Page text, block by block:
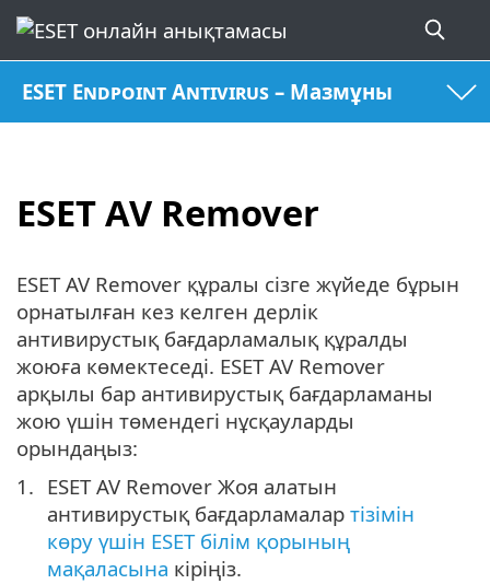
ESET Endpoint Antivirus – Мазмұны
ESET AV Remover
ESET AV Remover құралы сізге жүйеде бұрын
орнатылған кез келген дерлік
антивирустық бағдарламалық құралды
жоюға көмектеседі. ESET AV Remover
арқылы бар антивирустық бағдарламаны
жою үшін төмендегі нұсқауларды
орындаңыз:
ESET AV Remover Жоя алатын
антивирустық бағдарламалар тізімін
көру үшін ESET білім қорының
мақаласына кіріңіз.